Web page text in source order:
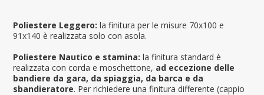
Poliestere Leggero: la finitura per le misure 70x100 e
91x140 è realizzata solo con asola.
Poliestere Nautico e stamina: la finitura standard è
realizzata con corda e moschettone, ad eccezione delle
bandiere da gara, da spiaggia, da barca e da
sbandieratore. Per richiedere una finitura differente (cappio